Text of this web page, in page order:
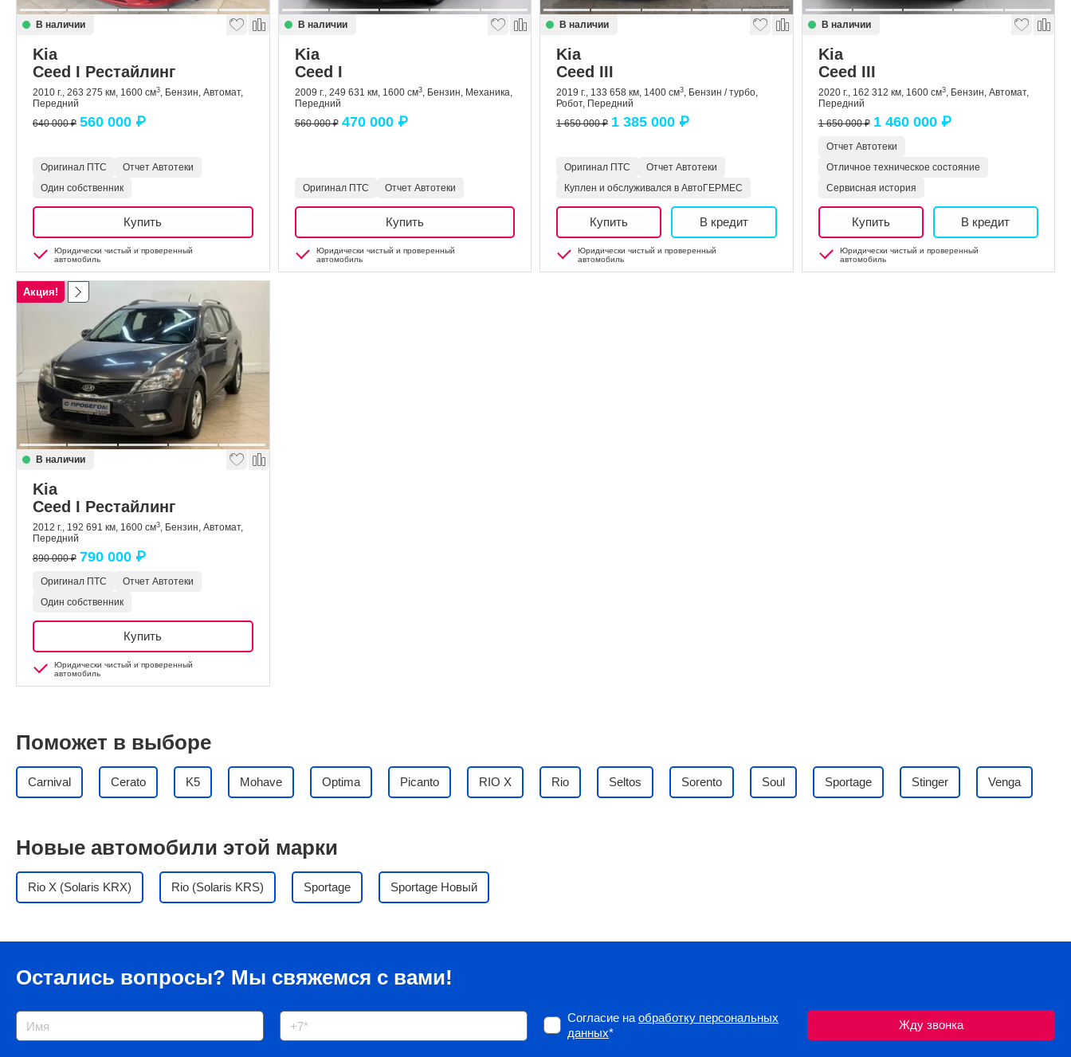
В наличии
Kia
Ceed I Рестайлинг
2010 г., 263 275 км, 1600 см3, Бензин, Автомат,
Передний
640 000 ₽ 560 000 ₽
Оригинал ПТС
Отчет Автотеки
Один собственник
Купить
Юридически чистый и проверенный
автомобиль
В наличии
Kia
Ceed I
2009 г., 249 631 км, 1600 см3, Бензин, Механика,
Передний
560 000 ₽ 470 000 ₽
Оригинал ПТС Отчет Автотеки
Купить
Юридически чистый и проверенный
автомобиль
В наличии
Kia
Ceed III
2019 г., 133 658 км, 1400 см3, Бензин / турбо,
Робот, Передний
1 650 000 ₽ 1 385 000 ₽
Оригинал ПТС
Отчет Автотеки
Куплен и обслуживался в АвтоГЕРМЕС
Купить В кредит
Юридически чистый и проверенный
автомобиль
В наличии
Kia
Ceed III
2020 г., 162 312 км, 1600 см3, Бензин, Автомат,
Передний
1 650 000 ₽ 1 460 000 ₽
Отчет Автотеки
Отличное техническое состояние
Сервисная история
Купить В кредит
Юридически чистый и проверенный
автомобиль
Акция!
В наличии
Kia
Ceed I Рестайлинг
2012 г., 192 691 км, 1600 см3, Бензин, Автомат,
Передний
890 000 ₽ 790 000 ₽
Оригинал ПТС
Отчет Автотеки
Один собственник
Купить
Юридически чистый и проверенный
автомобиль
Поможет в выборе
Carnival Cerato K5 Mohave Optima Picanto RIO X Rio Seltos Sorento Soul Sportage Stinger Venga
Новые автомобили этой марки
Rio X (Solaris KRX) Rio (Solaris KRS) Sportage Sportage Новый
Остались вопросы? Мы свяжемся с вами!
Согласие на обработку персональных
данных*